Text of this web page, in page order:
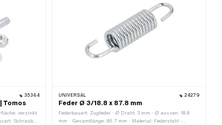
35364
Tomos
verzinkt
Schrauben
UNIVERSAL 24279
Feder Ø 3/18.8 x 87.8 mm
Federbauart: Zugfeder · Ø Draht: 3 mm · Ø aussen: 18.8
mm · Gesamtlänge: 86.7 mm · Material: Federstahl ·